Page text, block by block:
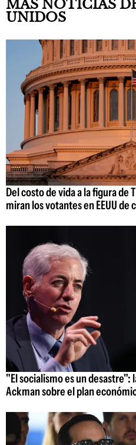
MÁS NOTICIAS
UNIDOS
Del costo de vida a la figura
miran los votantes en EEUU de
"El socialismo es un
Ackman sobre el plan